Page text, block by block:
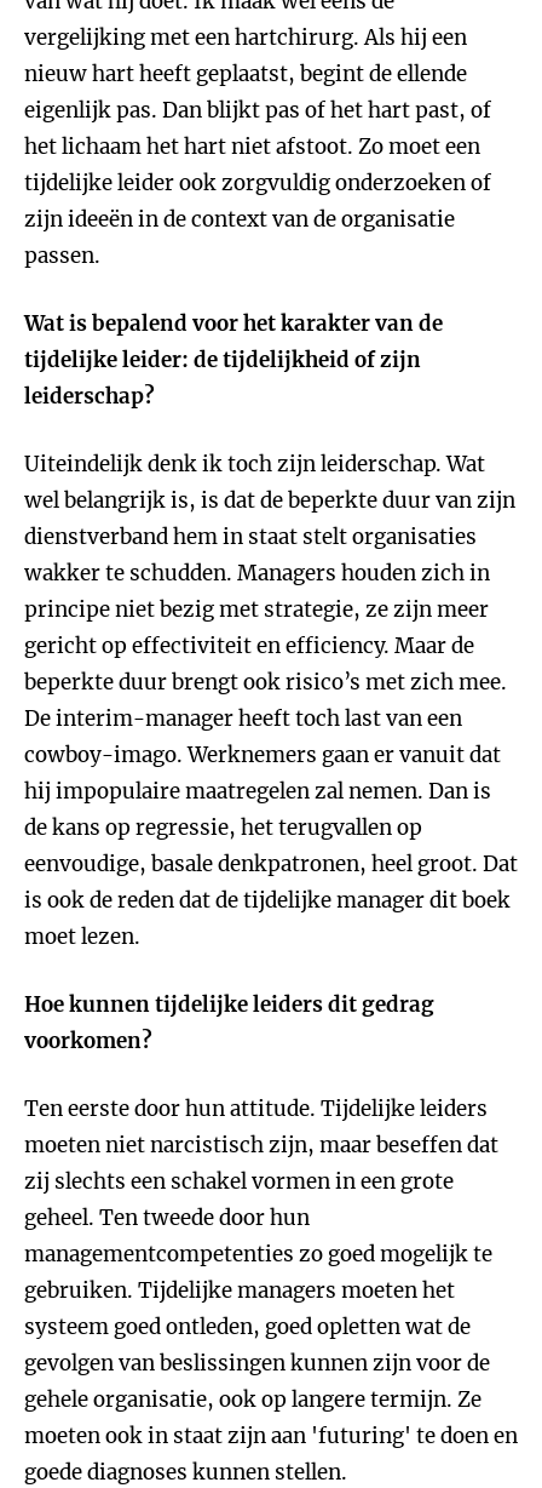
vergelijking met een hartchirurg. Als hij een
nieuw hart heeft geplaatst, begint de ellende
eigenlijk pas. Dan blijkt pas of het hart past, of
het lichaam het hart niet afstoot. Zo moet een
tijdelijke leider ook zorgvuldig onderzoeken of
zijn ideeën in de context van de organisatie
passen.
Wat is bepalend voor het karakter van de
tijdelijke leider: de tijdelijkheid of zijn
leiderschap?
Uiteindelijk denk ik toch zijn leiderschap. Wat
wel belangrijk is, is dat de beperkte duur van zijn
dienstverband hem in staat stelt organisaties
wakker te schudden. Managers houden zich in
principe niet bezig met strategie, ze zijn meer
gericht op effectiviteit en efficiency. Maar de
beperkte duur brengt ook risico’s met zich mee.
De interim-manager heeft toch last van een
cowboy-imago. Werknemers gaan er vanuit dat
hij impopulaire maatregelen zal nemen. Dan is
de kans op regressie, het terugvallen op
eenvoudige, basale denkpatronen, heel groot. Dat
is ook de reden dat de tijdelijke manager dit boek
moet lezen.
Hoe kunnen tijdelijke leiders dit gedrag
voorkomen?
Ten eerste door hun attitude. Tijdelijke leiders
moeten niet narcistisch zijn, maar beseffen dat
zij slechts een schakel vormen in een grote
geheel. Ten tweede door hun
managementcompetenties zo goed mogelijk te
gebruiken. Tijdelijke managers moeten het
systeem goed ontleden, goed opletten wat de
gevolgen van beslissingen kunnen zijn voor de
gehele organisatie, ook op langere termijn. Ze
moeten ook in staat zijn aan 'futuring' te doen en
goede diagnoses kunnen stellen.